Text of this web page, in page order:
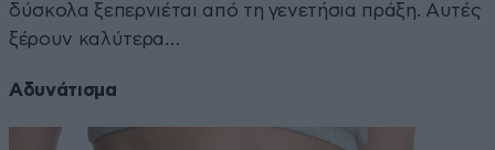
δύσκολα ξεπερνιέται από τη γενετήσια πράξη. Αυτές
ξέρουν καλύτερα…
Αδυνάτισμα